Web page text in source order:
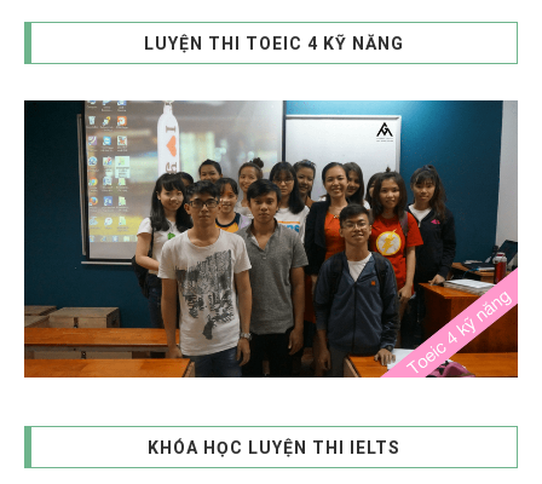
LUYỆN THI TOEIC 4 KỸ NĂNG
KHÓA HỌC LUYỆN THI IELTS